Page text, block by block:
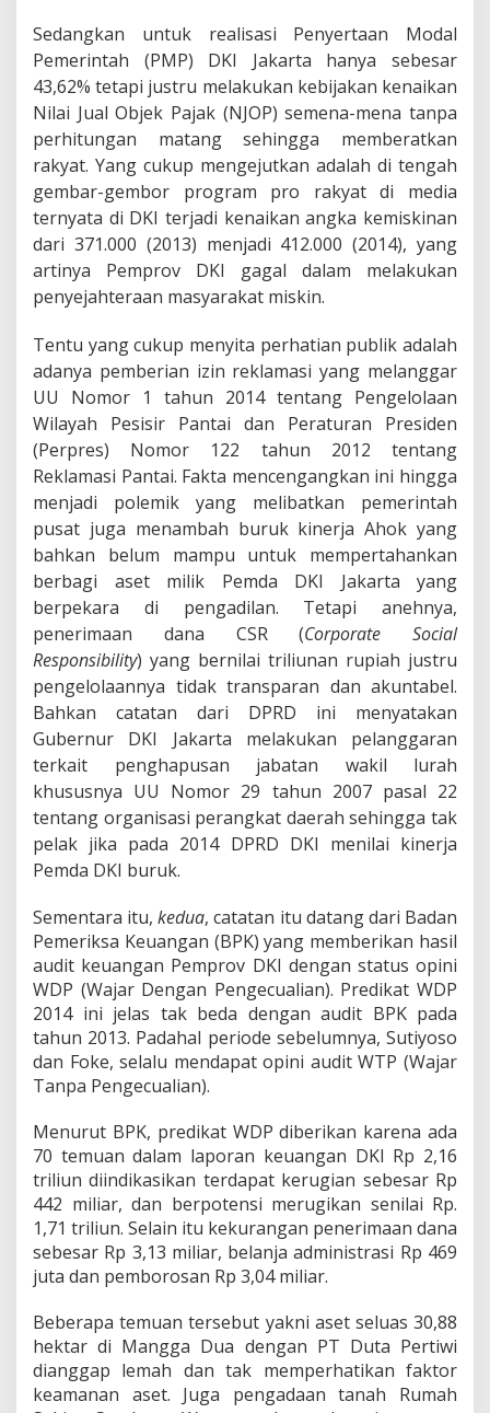
Sedangkan untuk realisasi Penyertaan Modal
Pemerintah (PMP) DKI Jakarta hanya sebesar
43,62% tetapi justru melakukan kebijakan kenaikan
Nilai Jual Objek Pajak (NJOP) semena-mena tanpa
perhitungan matang sehingga memberatkan
rakyat. Yang cukup mengejutkan adalah di tengah
gembar-gembor program pro rakyat di media
ternyata di DKI terjadi kenaikan angka kemiskinan
dari 371.000 (2013) menjadi 412.000 (2014), yang
artinya Pemprov DKI gagal dalam melakukan
penyejahteraan masyarakat miskin.
Tentu yang cukup menyita perhatian publik adalah
adanya pemberian izin reklamasi yang melanggar
UU Nomor 1 tahun 2014 tentang Pengelolaan
Wilayah Pesisir Pantai dan Peraturan Presiden
(Perpres) Nomor 122 tahun 2012 tentang
Reklamasi Pantai. Fakta mencengangkan ini hingga
menjadi polemik yang melibatkan pemerintah
pusat juga menambah buruk kinerja Ahok yang
bahkan belum mampu untuk mempertahankan
berbagi aset milik Pemda DKI Jakarta yang
berpekara di pengadilan. Tetapi anehnya,
penerimaan dana CSR (Corporate Social
Responsibility) yang bernilai triliunan rupiah justru
pengelolaannya tidak transparan dan akuntabel.
Bahkan catatan dari DPRD ini menyatakan
Gubernur DKI Jakarta melakukan pelanggaran
terkait penghapusan jabatan wakil lurah
khususnya UU Nomor 29 tahun 2007 pasal 22
tentang organisasi perangkat daerah sehingga tak
pelak jika pada 2014 DPRD DKI menilai kinerja
Pemda DKI buruk.
Sementara itu,kedua, catatan itu datang dari Badan
Pemeriksa Keuangan (BPK) yang memberikan hasil
audit keuangan Pemprov DKI dengan status opini
WDP (Wajar Dengan Pengecualian). Predikat WDP
2014 ini jelas tak beda dengan audit BPK pada
tahun 2013. Padahal periode sebelumnya, Sutiyoso
dan Foke, selalu mendapat opini audit WTP (Wajar
Tanpa Pengecualian).
Menurut BPK, predikat WDP diberikan karena ada
70 temuan dalam laporan keuangan DKI Rp 2,16
triliun diindikasikan terdapat kerugian sebesar Rp
442 miliar, dan berpotensi merugikan senilai Rp.
1,71 triliun. Selain itu kekurangan penerimaan dana
sebesar Rp 3,13 miliar, belanja administrasi Rp 469
juta dan pemborosan Rp 3,04 miliar.
Beberapa temuan tersebut yakni aset seluas 30,88
hektar di Mangga Dua dengan PT Duta Pertiwi
dianggap lemah dan tak memperhatikan faktor
keamanan aset. Juga pengadaan tanah Rumah